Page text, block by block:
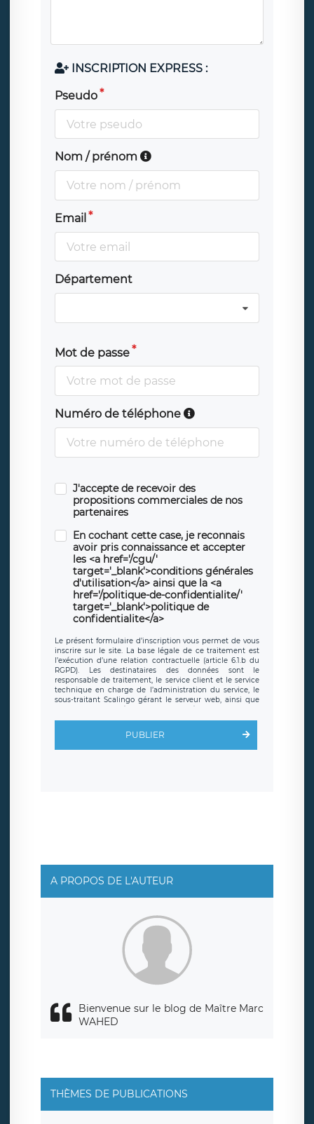
INSCRIPTION EXPRESS :
Pseudo
Nom / prénom
Email
Département
Mot de passe
Numéro de téléphone
J'accepte de recevoir des
propositions commerciales de nos
partenaires
En cochant cette case, je reconnais
avoir pris connaissance et accepter
les <a href='/cgu/'
target='_blank'>conditions générales
d'utilisation</a> ainsi que la <a
href='/politique-de-confidentialite/'
target='_blank'>politique de
confidentialite</a>
Le présent formulaire d’inscription vous permet de vous
inscrire sur le site. La base légale de ce traitement est
l’exécution d’une relation contractuelle (article 6.1.b du
RGPD). Les destinataires des données sont le
responsable de traitement, le service client et le service
technique en charge de l’administration du service, le
sous-traitant Scalingo gérant le serveur web, ainsi que
toute personne légalement autorisée. Le formulaire
d’inscription est hébergé sur un serveur hébergé par
clauses de
protection conformes au RGPD
. Les données collectées
sont conservées jusqu’à ce que l’Internaute en sollicite la
rue Léopold Sédar Senghor, joignable à l’adresse mail :
responsabledetraitement@legavox.fr. Vous avez
également le droit d’introduire une réclamation auprès
d’une autorité de contrôle.
PUBLIER
A PROPOS DE L'AUTEUR
Bienvenue sur le blog de Maître Marc
WAHED
THÈMES DE PUBLICATIONS